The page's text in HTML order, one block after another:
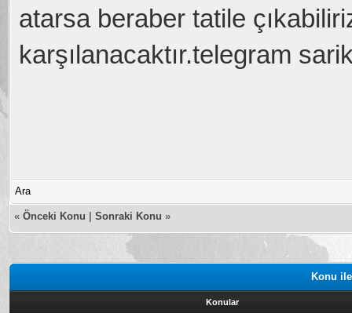
atarsa beraber tatile
karşılanacaktır.telegram
Ara
« Önceki Konu Sonraki Konu »
Konu
Konular